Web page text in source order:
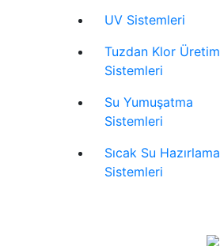
UV Sistemleri
Tuzdan Klor Üretim
Sistemleri
Su Yumuşatma
Sistemleri
Sıcak Su Hazırlama
Sistemleri